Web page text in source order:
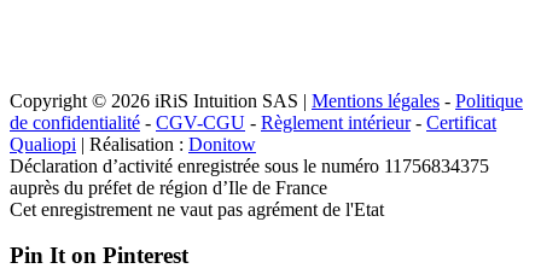
Copyright © 2026 iRiS Intuition SAS | Mentions légales - Politique
de confidentialité - CGV-CGU - Règlement intérieur- Certificat
Qualiopi | Réalisation : Donitow
Déclaration d’activité enregistrée sous le numéro 11756834375
auprès du préfet de région d’Ile de France
Cet enregistrement ne vaut pas agrément de l'Etat
Pin It on Pinterest